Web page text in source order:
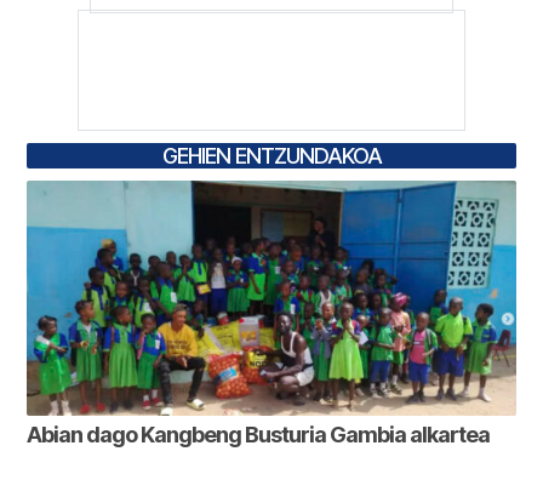
GEHIEN ENTZUNDAKOA
Abian dago Kangbeng Busturia Gambia alkartea